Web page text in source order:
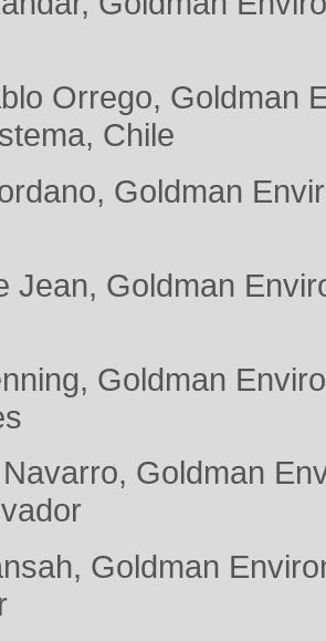
Orrego, Goldman
Chile
Goldman
Jean, Goldman
Goldman
Goldman
Goldman